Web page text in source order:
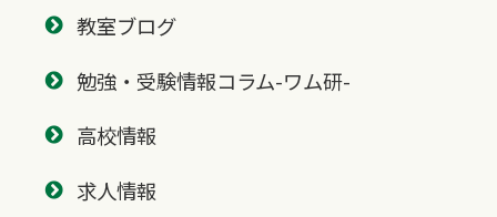
教室ブログ
勉強・受験情報コラム-ワム研-
高校情報
求人情報